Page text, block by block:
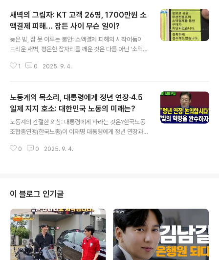
새벽의 그림자: KT 고객 26명, 1700만원 소
액결제 피해… 잠든 사이 무슨 일이?
늦은 밤, 잠 못 이루는 불안: 소액결제 피해의 시작어둠이
드리운 새벽, 평온한 잠자리를 깨운 것은 다름 아닌 '소액결
이 예상치 못한 피해를 입은 것입니다. 늦은 밤, 갑작스러운
격에 휩싸였습니다. 피해 규모는 총 1769만원에 달하며,
KT 통신사를 이용하는 고객들이 주요 피해 대상이 되었습
니다. 이처럼 예상치 못한 소액결제 피해는 우리의 디지털
생활에 드리운 그림자를 보여주는 듯합니다. 잠든 사이, 알
수 없는 손길이 우리의 돈을 훔쳐간다는 불안감은 깊은 밤
더욱 깊어집니다. 광명시를 덮친 그림자: 26명의 피해, 그
1 0 2025. 9. 4.
노동계의 목소리, 대통령에게 정년 연장·4.5
일제 지지 호소: 대한민국 노동의 미래는?
노동계의 간절한 외침: 대통령에게 바라는 것은?한국노동
조합총연맹(한국노총)이 이재명 대통령에게 정년 연장과
니다. 김동명 한국노총 위원장은 4일, 대통령과의 오찬 간
한민국의 지속 가능한 발전을 위한 중요한 제언으로 해석
됩니다. 정년 연장, 늦출 수 없는 과제: 한국노총의 제안김
동명 위원장은 정년 연장과 관련하여 “초고령 사회로 진입
한 한국 사회의 미래를 위해 65세로 정년을 연장하는 것은
단 하루도 늦출 수 없는 과제”라고 강조했습니다. 그는 더
불어민주당을 중심으로 국회에서 노사..
0 0 2025. 9. 4.
이 블로그 인기글